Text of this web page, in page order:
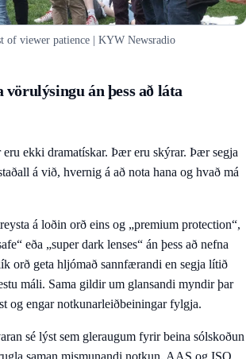
of viewer patience | KYW Newsradio
vörulýsingu án þess að láta
ekki dramatískar. Þær eru skýrar. Þær segja
á við, hvernig á að nota hana og hvað má
á loðin orð eins og „premium protection“,
eða „super dark lenses“ án þess að nefna
orð geta hljómað sannfærandi en segja lítið
máli. Sama gildir um glansandi myndir þar
og engar notkunarleiðbeiningar fylgja.
sé lýst sem gleraugum fyrir beina sólskoðun
saman mismunandi notkun. AAS og ISO